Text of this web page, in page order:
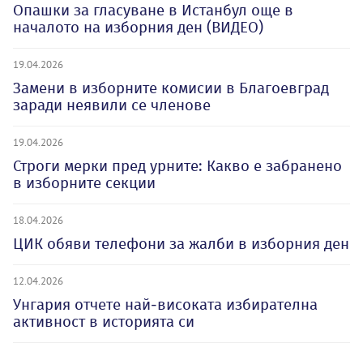
Опашки за гласуване в Истанбул още в
началото на изборния ден (ВИДЕО)
19.04.2026
Замени в изборните комисии в Благоевград
заради неявили се членове
19.04.2026
Строги мерки пред урните: Какво е забранено
в изборните секции
18.04.2026
ЦИК обяви телефони за жалби в изборния ден
12.04.2026
Унгария отчете най-високата избирателна
активност в историята си